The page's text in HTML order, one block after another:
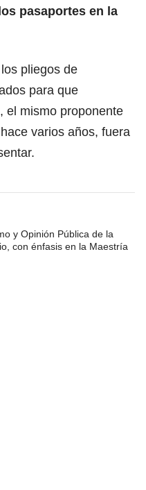
pasaportes en la
pliegos de
para que
, el mismo proponente
varios años, fuera
y Opinión Pública de la
con énfasis en la Maestría